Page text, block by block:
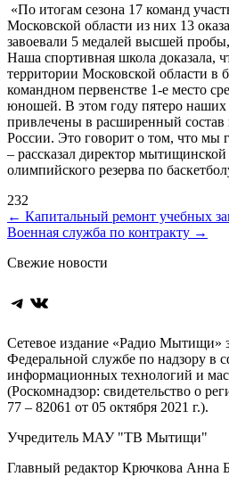
«По итогам сезона 17 команд
Московской области из них 13
завоевали 5 медалей высшей
Наша спортивная школа доказала,
территории Московской области в
командном первенстве 1-е место
юношей. В этом году пятеро
привлечены в расширенный
России. Это говорит о том, что мы
– рассказал директор
олимпийского резерва по
232
Навигация
по
записям
← Капитальный ремонт учебных
Военная служба по контракту →
Свежие новости
Telegram
ВКонтакте
Сетевое издание «Радио Мытищи»
Федеральной службе по надзору в
информационных технологий и
(Роскомнадзор: свидетельство о
77 – 82061 от 05 октября 2021 г.).
Учредитель МАУ "ТВ Мытищи"
Главный редактор Крючкова Анна